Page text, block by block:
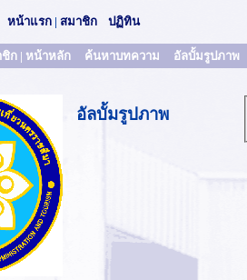
หน้าแรก | สมาชิก ปฏิทิน
ชิก | หน้าหลัก ค้นหาบทความ อัลบั้มรูปภาพ
อัลบั้มรูปภาพ